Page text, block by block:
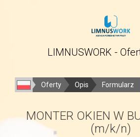
LIMNUSWORK -
Oferty Opis Formularz
MONTER OKIEN W
(m/k/n)